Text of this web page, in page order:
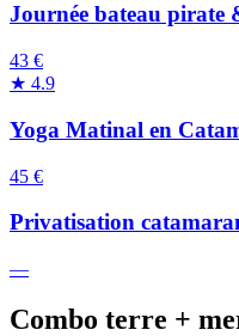
Journée bateau pirate
43 €
★ 4.9
Yoga Matinal en
45 €
Privatisation
—
Combo terre +